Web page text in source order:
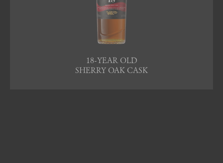
18-YEAR OLD
SHERRY OAK CASK